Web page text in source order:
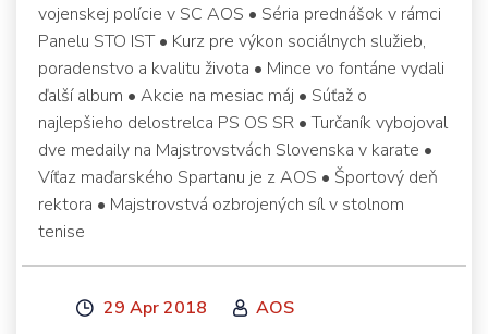
vojenskej polície v SC AOS • Séria prednášok v rámci
Panelu STO IST • Kurz pre výkon sociálnych služieb,
poradenstvo a kvalitu života • Mince vo fontáne vydali
ďalší album • Akcie na mesiac máj • Súťaž o
najlepšieho delostrelca PS OS SR • Turčaník vybojoval
dve medaily na Majstrovstvách Slovenska v karate •
Víťaz maďarského Spartanu je z AOS • Športový deň
rektora • Majstrovstvá ozbrojených síl v stolnom
tenise
29 Apr 2018 AOS